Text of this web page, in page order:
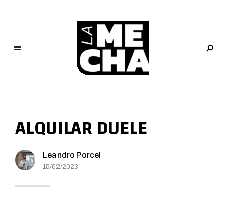
M
e
c
h
a
ALQUILAR DUELE
Leandro Porcel
15/02/2023